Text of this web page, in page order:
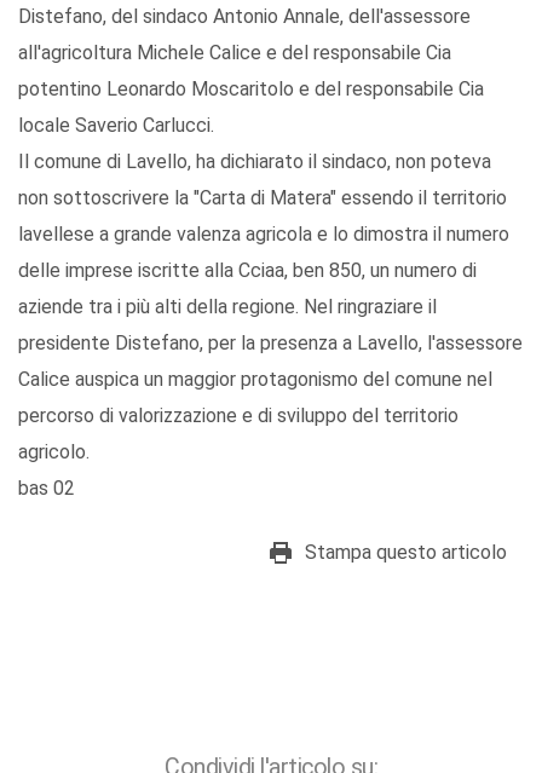
Distefano, del sindaco Antonio Annale, dell'assessore
all'agricoltura Michele Calice e del responsabile Cia
potentino Leonardo Moscaritolo e del responsabile Cia
locale Saverio Carlucci.
Il comune di Lavello, ha dichiarato il sindaco, non poteva
non sottoscrivere la "Carta di Matera" essendo il territorio
lavellese a grande valenza agricola e lo dimostra il numero
delle imprese iscritte alla Cciaa, ben 850, un numero di
aziende tra i più alti della regione. Nel ringraziare il
presidente Distefano, per la presenza a Lavello, l'assessore
Calice auspica un maggior protagonismo del comune nel
percorso di valorizzazione e di sviluppo del territorio
agricolo.
bas 02
Stampa questo articolo